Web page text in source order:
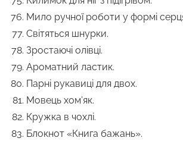
Мило ручної роботи у формі
Світяться шнурки.
Зростаючі олівці.
Ароматний ластик.
Парні рукавиці для двох.
Мовець хом’як.
Кружка в чохлі.
Блокнот «Книга бажань».